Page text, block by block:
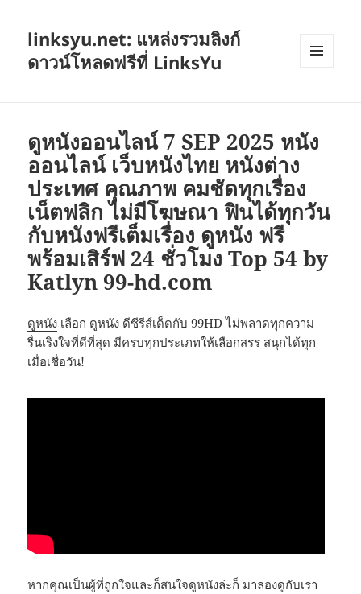
linksyu.net: แหล่งรวมลิงก์
ดาวน์โหลดฟรีที่ LinksYu
ดูหนังออนไลน์ 7 SEP 2025 หนัง
ออนไลน์ เว็บหนังไทย หนังต่าง
ประเทศ คุณภาพ คมชัดทุกเรื่อง
เน็ตฟลิก ไม่มีโฆษณา ฟินได้ทุกวัน
กับหนังฟรีเต็มเรื่อง ดูหนัง ฟรี
พร้อมเสิร์ฟ 24 ชั่วโมง Top 54 by
Katlyn 99-hd.com
ดูหนัง เลือก ดูหนัง ดีซีรีส์เด็ดกับ 99HD ไม่พลาดทุกความ
รื่นเริงใจที่ดีที่สุด มีครบทุกประเภทให้เลือกสรร สนุกได้ทุก
เมื่อเชื่อวัน!
หากคุณเป็นผู้ที่ถูกใจและก็สนใจดูหนังล่ะก็ มาลองดูกับเรา